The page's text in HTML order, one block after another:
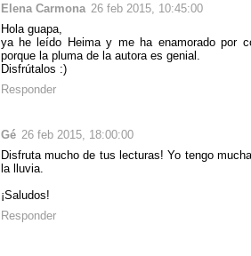
Elena Carmona 26 feb 2015, 10:45:00
Hola guapa,
ya he leído Heima y me ha enamorado por
porque la pluma de la autora es genial.
Disfrútalos :)
Responder
Gé 26 feb 2015, 18:00:00
Disfruta mucho de tus lecturas! Yo tengo
la lluvia.
¡Saludos!
Responder